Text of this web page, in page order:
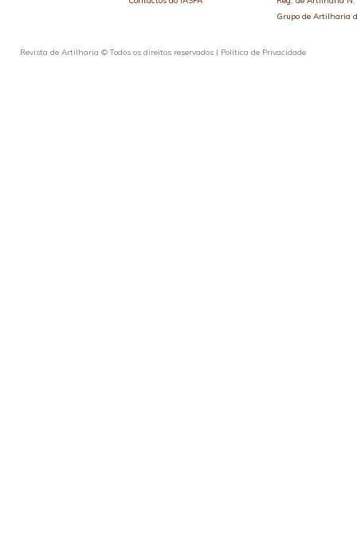
Grupo de Artilharia
Revista de Artilharia © Todos os direitos reservados | Política de Privacidade